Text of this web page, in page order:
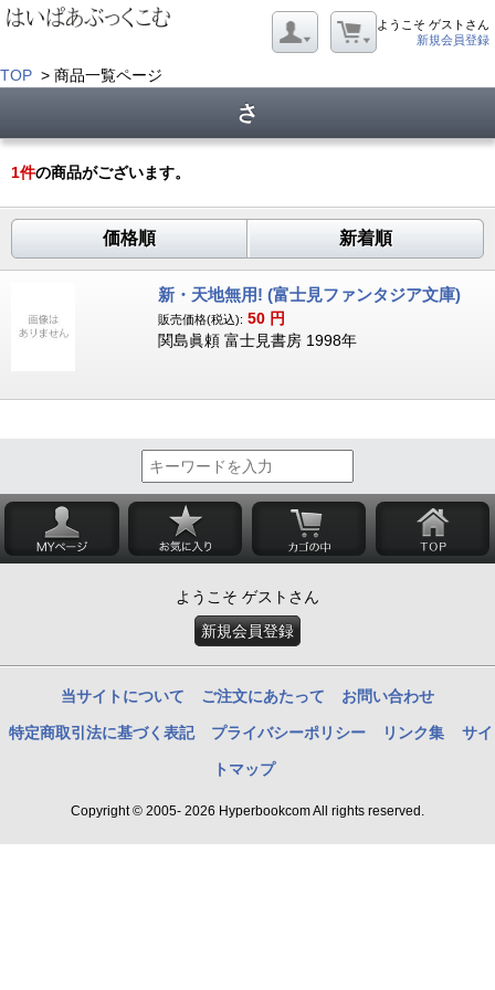
ようこそ ゲストさん
新規会員登録
TOP > 商品一覧ページ
さ
1件の商品がございます。
価格順 新着順
新・天地無用! (富士見ファンタジア文庫)
販売価格(税込): 50 円
関島眞頼 富士見書房 1998年
ようこそ ゲストさん
新規会員登録
当サイトについて ご注文にあたって お問い合わせ
特定商取引法に基づく表記 プライバシーポリシー リンク集 サイ
トマップ
Copyright © 2005- 2026 Hyperbookcom All rights reserved.